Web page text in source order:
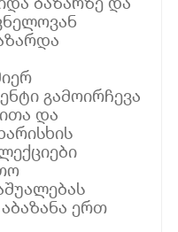
გამოირჩევა
და
ერთ